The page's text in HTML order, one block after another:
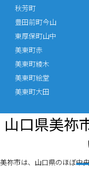
秋芳町
豊田前町今山
東厚保町山中
美東町赤
美東町綾木
美東町絵堂
美東町大田
山口県美祢
美祢市は、山口県のほぼ中